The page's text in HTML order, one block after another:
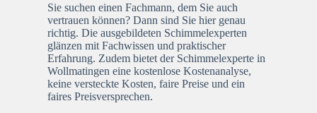
Sie suchen einen Fachmann, dem Sie auch
vertrauen können? Dann sind Sie hier genau
richtig. Die ausgebildeten Schimmelexperten
glänzen mit Fachwissen und praktischer
Erfahrung. Zudem bietet der Schimmelexperte in
Wollmatingen eine kostenlose Kostenanalyse,
keine versteckte Kosten, faire Preise und ein
faires Preisversprechen.